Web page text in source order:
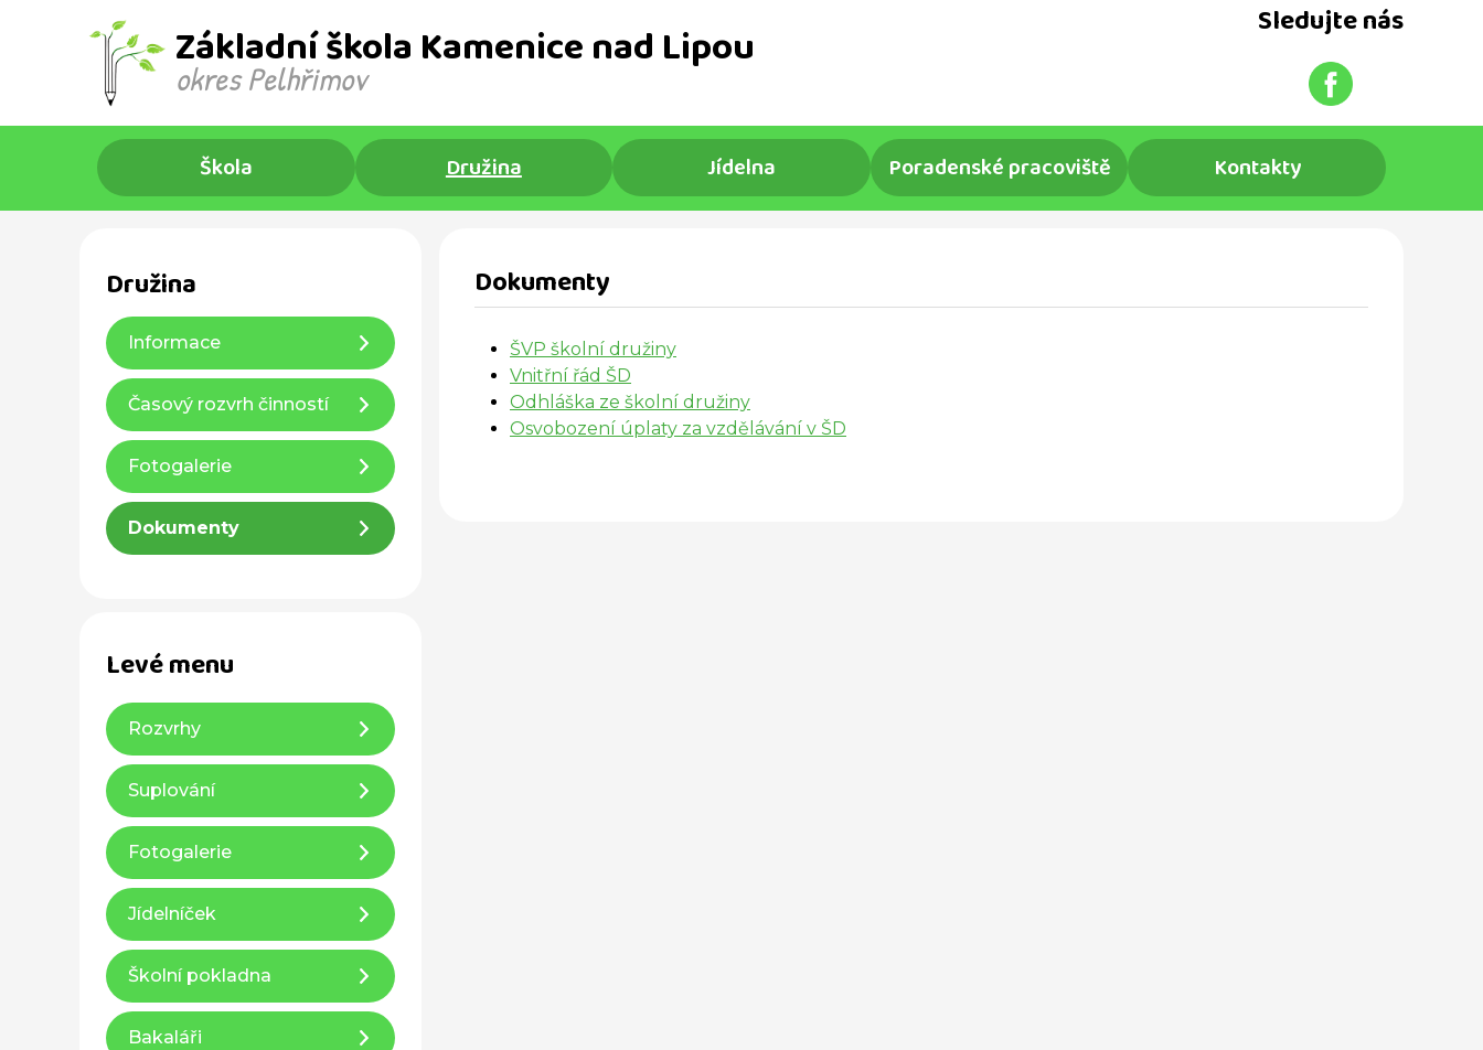
Základní škola Kamenice nad Lipou
okres Pelhřimov ​
Sledujte nás
Škola Družina Jídelna Poradenské pracoviště Kontakty
Dokumenty
ŠVP školní družiny
Vnitřní řád ŠD
Odhláška ze školní družiny
Osvobození úplaty za vzdělávání v ŠD
Družina
Informace
Časový rozvrh činností
Fotogalerie
Dokumenty
Levé menu
Rozvrhy
Suplování
Fotogalerie
Jídelníček
Školní pokladna
Bakaláři